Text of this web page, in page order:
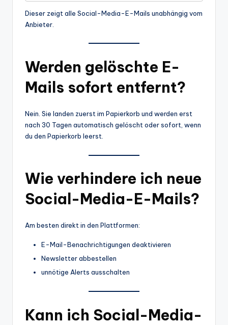
Dieser zeigt alle Social-Media-E-Mails unabhängig vom
Anbieter.
Werden gelöschte E-
Mails sofort entfernt?
Nein. Sie landen zuerst im Papierkorb und werden erst
nach 30 Tagen automatisch gelöscht oder sofort, wenn
du den Papierkorb leerst.
Wie verhindere ich neue
Social-Media-E-Mails?
Am besten direkt in den Plattformen:
E-Mail-Benachrichtigungen deaktivieren
Newsletter abbestellen
unnötige Alerts ausschalten
Kann ich Social-Media-